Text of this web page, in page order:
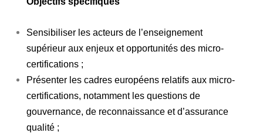
Sensibiliser les acteurs de l’enseignement
supérieur aux enjeux et opportunités des micro-
certifications ;
Présenter les cadres européens relatifs aux micro-
certifications, notamment les questions de
gouvernance, de reconnaissance et d’assurance
qualité ;